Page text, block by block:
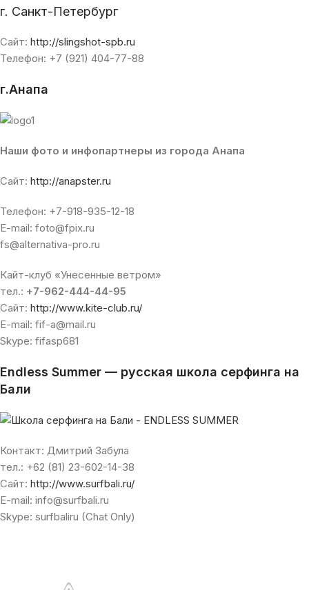
г. Санкт-Петербург
Сайт: http://slingshot-spb.ru
Телефон: +7 (921) 404-77-88
г.Анапа
Наши фото и инфопартнеры из города Анапа
Сайт: http://anapster.ru
Телефон: +7-918-935-12-18
E-mail: foto@fpix.ru
fs@alternativa-pro.ru
Кайт-клуб «Унесенные ветром»
тел.: +7-962-444-44-95
Сайт: http://www.kite-club.ru/
E-mail: fif-a@mail.ru
Skype: fifasp681
Endless Summer — русская школа серфинга на
Бали
Контакт: Дмитрий Забула
тел.: +62 (81) 23-602-14-38
Сайт: http://www.surfbali.ru/
E-mail: info@surfbali.ru
Skype: surfbaliru (Chat Only)